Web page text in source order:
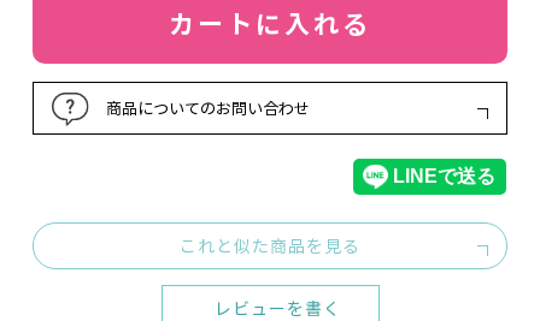
カートに入れる
商品についてのお問い合わせ
これと似た商品を見る
レビューを書く